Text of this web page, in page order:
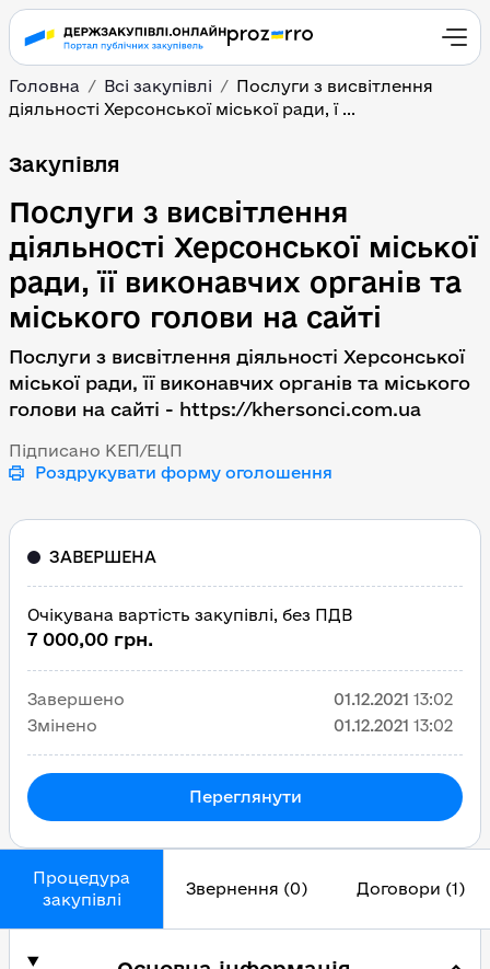
Головна Всі закупівлі
Послуги з висвітлення
діяльності Херсонської міської ради, ї ...
Послуги з висвітлення
Закупівля
Послуги з висвітлення
діяльності Херсонської міської
ради, її виконавчих органів та
міського голови на сайті
Послуги з висвітлення діяльності Херсонської
міської ради, її виконавчих органів та міського
голови на сайті - https://khersonci.com.ua
Підписано КЕП/ЕЦП
Роздрукувати форму оголошення
Процедура
закупівлі
Звернення (0) Договори (1)
ЗАВЕРШЕНА
Очікувана вартість закупівлі, без ПДВ
7 000,00 грн.
Завершено 01.12.2021 13:02
Змінено
01.12.2021 13:02
Переглянути